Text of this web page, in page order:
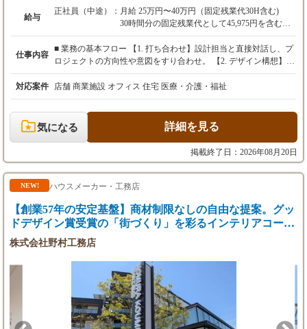
給与
正社員（中途）： 月給 25万円〜40万円（固定残業代30H含む)
30時間分の固定残業代として45,975円を含む
実務経験4年以上の方は幹部候補として
月給 30万円〜45万円（固定残業代30H含む)
30時間分の固定残業代として55,560円を含む
※上記を超える時間外労働分は特別休暇等にて
補填
※給与額は能力・経験等を勘案のうえ決定させ
ていただきます。
年1回(8月)
賞与
※状況により、3か月の試用期間を設けること
仕事内容
■ 業務の基本フロー 【1. 打ち合わせ】設計担当と直接対話し、プ
ロジェクトの方向性や意図をすり合わせ。 【2. デザイン構想】空
間の骨格やインテリア要素を構築。 【3. プレゼンテーション】プ
レゼンテーション資料を作成し、お客様にご提案 【4. 基本設計】
プレゼンテーションしたデザインを形にするために、設計の基礎
となる基本設計図を作成 【5. 実施設計】基本設計をより詳細まで
検討し、想像したデザインを'形にする'ための図面を作成 【6. 現
場監理】主役は施工会社に移るが、想い描いたものがしっかり形
になるために現場を確認 【7. お引き渡し】お客様にお披露目し、
満足いただくことがゴール
対応案件 店舗 商業施設 オフィス 住宅 医療・介護・福祉
気になる 詳細を見る
掲載終了日：2026年08月20日
NEW! ハウスメーカー・工務店
【創業57年の安定基盤】商材制限なしの自由な提案。グッ
ドデザイン賞受賞の「街づくり」を彩るインテリアコーデ
ィネーター／年休120日・年収550万可
株式会社野村工務店